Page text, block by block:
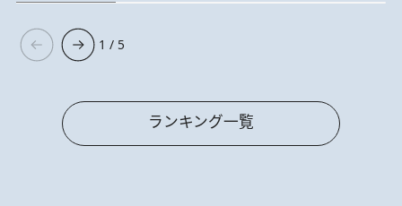
1 / 5
ランキング一覧